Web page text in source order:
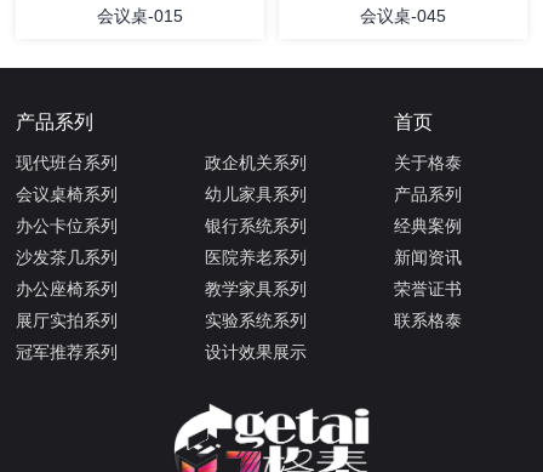
会议桌-015 会议桌-045
产品系列
现代班台系列
会议桌椅系列
办公卡位系列
沙发茶几系列
办公座椅系列
展厅实拍系列
冠军推荐系列
政企机关系列
幼儿家具系列
银行系统系列
医院养老系列
教学家具系列
实验系统系列
设计效果展示
首页
关于格泰
产品系列
经典案例
新闻资讯
荣誉证书
联系格泰